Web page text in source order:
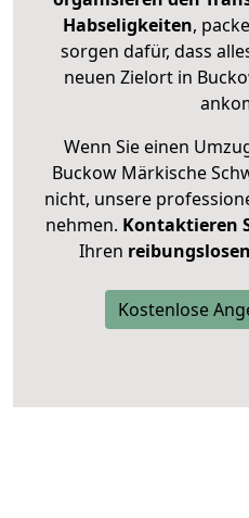
Habseligkeiten,
sorgen dafür, dass
neuen Zielort in
Wenn Sie einen
Buckow Märkische
nicht, unsere
nehmen. Kontaktieren
Ihren
Kostenlose